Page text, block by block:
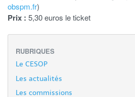
obspm.fr)
Prix : 5,30 euros le ticket
RUBRIQUES
Le CESOP
Les actualités
Les commissions